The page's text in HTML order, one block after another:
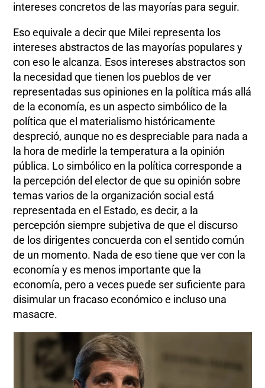
intereses concretos de las mayorías para seguir.
Eso equivale a decir que Milei representa los
intereses abstractos de las mayorías populares y
con eso le alcanza. Esos intereses abstractos son
la necesidad que tienen los pueblos de ver
representadas sus opiniones en la política más allá
de la economía, es un aspecto simbólico de la
política que el materialismo históricamente
despreció, aunque no es despreciable para nada a
la hora de medirle la temperatura a la opinión
pública. Lo simbólico en la política corresponde a
la percepción del elector de que su opinión sobre
temas varios de la organización social está
representada en el Estado, es decir, a la
percepción siempre subjetiva de que el discurso
de los dirigentes concuerda con el sentido común
de un momento. Nada de eso tiene que ver con la
economía y es menos importante que la
economía, pero a veces puede ser suficiente para
disimular un fracaso económico e incluso una
masacre.